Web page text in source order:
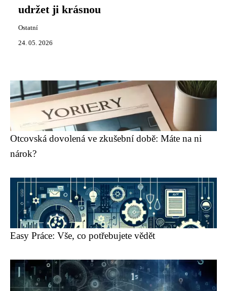
udržet ji krásnou
Ostatní
24. 05. 2026
Otcovská dovolená ve zkušební době: Máte na ni
nárok?
Easy Práce: Vše, co potřebujete vědět